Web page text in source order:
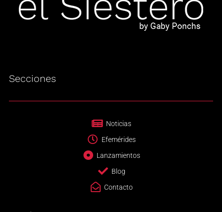
Secciones
Noticias
Efemérides
Lanzamientos
Blog
Contacto